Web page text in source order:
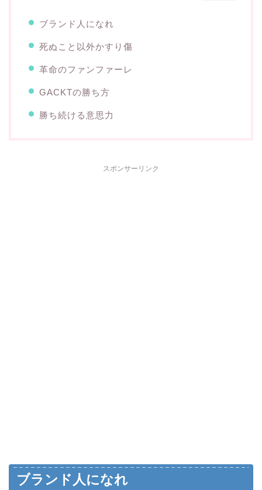
ブランド人になれ
死ぬこと以外かすり傷
革命のファンファーレ
GACKTの勝ち方
勝ち続ける意思力
スポンサーリンク
ブランド人になれ